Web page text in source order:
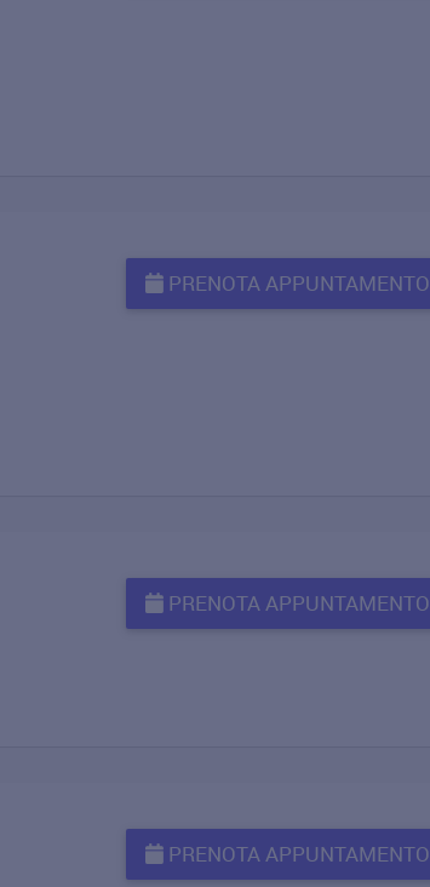
PRENOTA APPUNTAMENTO
PRENOTA APPUNTAMENTO
PRENOTA APPUNTAMENTO